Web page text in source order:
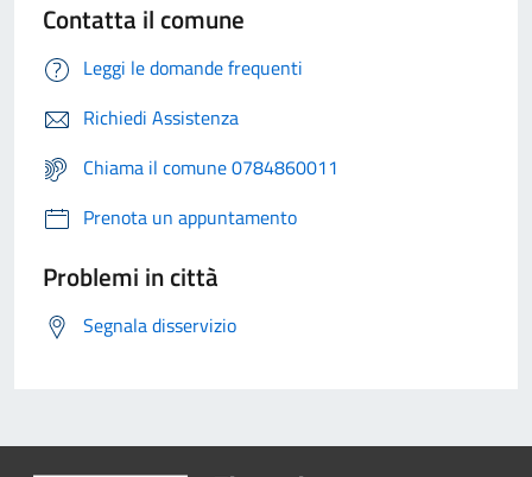
Contatta il comune
Leggi le domande frequenti
Richiedi Assistenza
Chiama il comune 0784860011
Prenota un appuntamento
Problemi in città
Segnala disservizio